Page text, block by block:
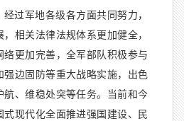
过军地各级各方面共同努力，
相关法律法规体系更加健全，
络更加完善，全军部队积极参与
强边固防等重大战略实施，出色
航、维稳处突等任务。当前和今
式现代化全面推进强国建设、民